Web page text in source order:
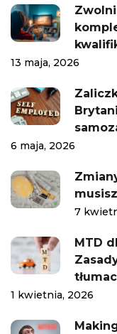
13 maja, 2026
6 maja, 2026
7
MTD
1 kwietnia, 2026